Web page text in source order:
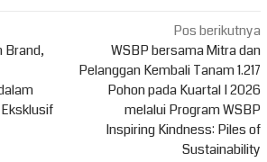
Brand,
Pos berikutnya
WSBP bersama Mitra dan
Pelanggan Kembali Tanam 1.217
Pohon pada Kuartal I 2026
melalui Program WSBP
Inspiring Kindness: Piles of
Sustainability